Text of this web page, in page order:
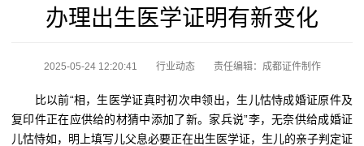
办理出生医学证明有新变化
2025-05-24 12:20:41 行业动态 责任编辑：成都证件制作
比以前“相，生医学证真时初次申领出，生儿怙恃成婚证原件及
复印件正在应供给的材猜中添加了新。家兵说”李，无奈供给成婚证
儿怙恃如，明上填写儿父息必要正在出生医学证，生儿的亲子判定证